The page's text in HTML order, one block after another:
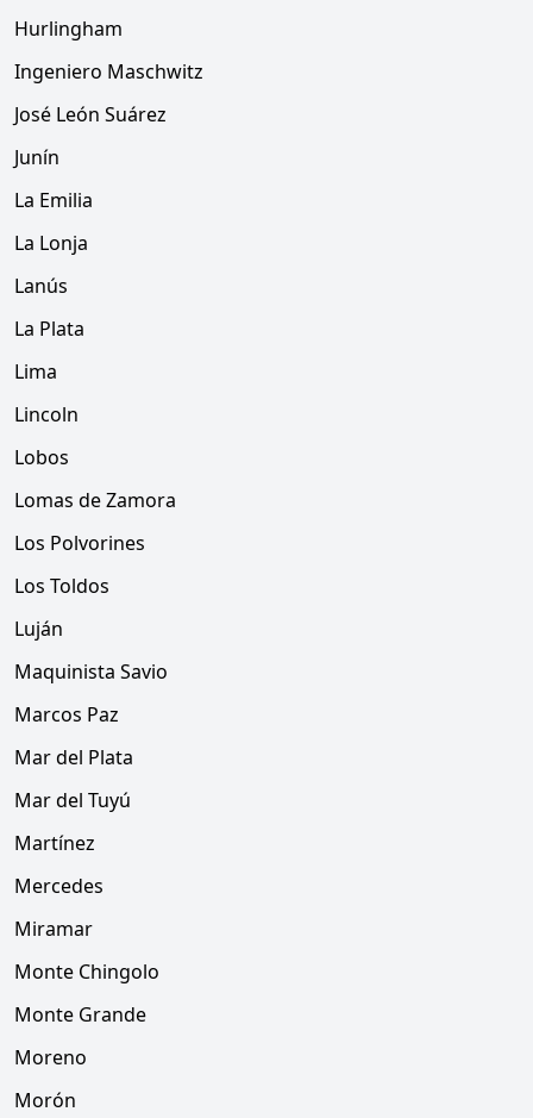
Hurlingham
Ingeniero Maschwitz
José León Suárez
Junín
La Emilia
La Lonja
Lanús
La Plata
Lima
Lincoln
Lobos
Lomas de Zamora
Los Polvorines
Los Toldos
Luján
Maquinista Savio
Marcos Paz
Mar del Plata
Mar del Tuyú
Martínez
Mercedes
Miramar
Monte Chingolo
Monte Grande
Moreno
Morón